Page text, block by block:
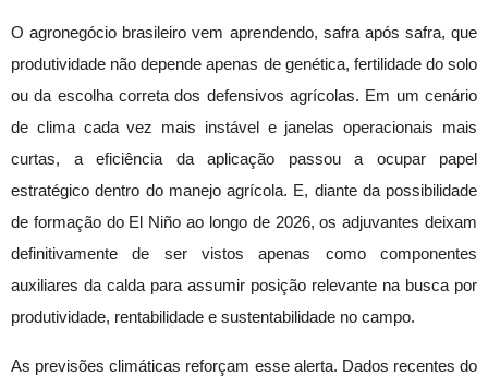
O agronegócio brasileiro vem aprendendo, safra após safra, que
produtividade não depende apenas de genética, fertilidade do solo
ou da escolha correta dos defensivos agrícolas. Em um cenário
de clima cada vez mais instável e janelas operacionais mais
curtas, a eficiência da aplicação passou a ocupar papel
estratégico dentro do manejo agrícola. E, diante da possibilidade
de formação do El Niño ao longo de 2026, os adjuvantes deixam
definitivamente de ser vistos apenas como componentes
auxiliares da calda para assumir posição relevante na busca por
produtividade, rentabilidade e sustentabilidade no campo.
As previsões climáticas reforçam esse alerta. Dados recentes do